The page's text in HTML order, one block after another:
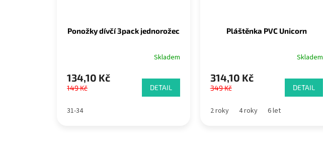
Ponožky dívčí 3pack jednorožec
Skladem
134,10 Kč
149 Kč DETAIL
31-34
Pláštěnka PVC Unicorn
Skladem
314,10 Kč
349 Kč DETAIL
2 roky 4 roky 6 let